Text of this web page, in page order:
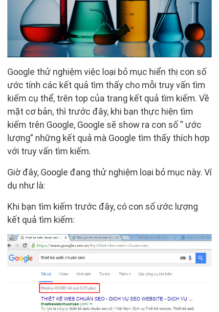
Google thử nghiệm việc loại bỏ mục hiển thị con số
ước tính các kết quả tìm thấy cho mỗi truy vấn tìm
kiếm cụ thể, trên top của trang kết quả tìm kiếm. Về
mặt cơ bản, thì trước đây, khi bạn thực hiện tìm
kiếm trên Google, Google sẽ show ra con số “ ước
lượng” những kết quả mà Google tìm thấy thích hợp
với truy vấn tìm kiếm.
Giờ đây, Google đang thử nghiệm loại bỏ mục này. Ví
dụ như là:
Khi bạn tìm kiếm trước đây, có con số ước lượng
kết quả tìm kiếm: